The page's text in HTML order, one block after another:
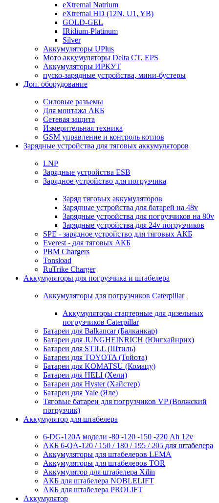
eXtremal Natrium
eXtremal HD (12N, U1, YB)
GOLD-GEL
IRidium-Platinum
Silver
Аккумуляторы UPlus
Мото аккумуляторы Delta CT, EPS
Аккумуляторы ИРКУТ
пуско-зарядные устройства, мини-бустеры
Доп. оборудование
Силовые разъемы
Для монтажа АКБ
Сетевая защита
Измерительная техника
GSM управление и контроль котлов
Зарядные устройства для тяговых аккумуляторов
LNP
Зарядные устройства ESB
Зарядное устройство для погрузчика
Заряд тяговых аккумуляторов
Зарядные устройства для батарей на 48v
Зарядные устройства для погрузчиков на 80v
Зарядные устройства для 24v погрузчиков
SPE - зарядное устройство для тяговых АКБ
Everest - для тяговых АКБ
PBM Chargers
Tonsload
RuTrike Charger
Аккумуляторы для погрузчика и штабелера
Аккумуляторы для погрузчиков Caterpillar
Аккумуляторы стартерные для дизельных
погрузчиков Caterpillar
Батареи для Balkancar (Балканкар)
Батареи для JUNGHEINRICH (Юнгхайнрих)
Батареи для STILL (Штиль)
Батареи для TOYOTA (Тойота)
Батареи для KOMATSU (Комацу)
Батареи для HELI (Хели)
Батареи для Hyster (Хайстер)
Батареи для Yale (Яле)
Тяговые батареи для погрузчиков VP (Волжский
погрузчик)
Аккумулятор для штабелера
6-DG-120A модели -80 -120 -150 -220 Ah 12v
АКБ 6-QA-120 / 150 / 180 / 195 / 205 для штабелера
Аккумуляторы для штабелеров LEMA
Аккумуляторы для штабелеров TOR
Аккумулятор для штабелера Xilin
АКБ для штабелера NOBLELIFT
АКБ для штабелера PROLIFT
Аккумулятор